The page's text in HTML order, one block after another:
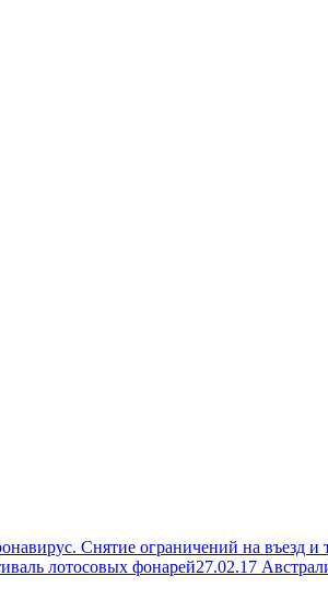
Снятие ограничений на въезд и
лотосовых фонарей27.02.17